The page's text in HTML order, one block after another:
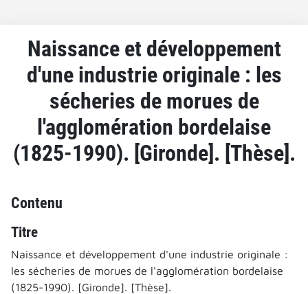
Naissance et développement
d'une industrie originale : les
sécheries de morues de
l'agglomération bordelaise
(1825-1990). [Gironde]. [Thèse].
Contenu
Titre
Naissance et développement d'une industrie originale :
les sécheries de morues de l'agglomération bordelaise
(1825-1990). [Gironde]. [Thèse].